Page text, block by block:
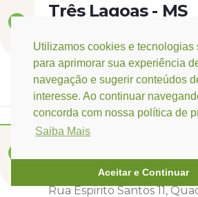
Utilizamos cookies e tecnologias
para aprimorar sua experiência
navegação e sugerir conteúdos
interesse. Ao continuar
concorda com nossa política de
Saiba Mais
Aceitar e Continuar
Três Lagoas - MS
Rua Eurídice Chagas Cruz,
Centro
(67) 9 9249-5406
Campo Verde - MT
Rondonópolis - MT
Rua Espirito Santos 11,